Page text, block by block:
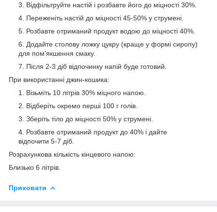
Відфільтруйте настій і розбавте його до міцності 30%.
Переженіть настій до міцності 45-50% у струмені.
Розбавте отриманий продукт водою до міцності 40%.
Додайте столову ложку цукру (краще у формі сиропу)
для пом'якшення смаку.
Після 2-3 діб відпочинку напій буде готовий.
При використанні джин-кошика:
Візьміть 10 літрів 30% міцного напою.
Відберіть окремо перші 100 г голів.
Зберіть тіло до міцності 50% у струмені.
Розбавте отриманий продукт до 40% і дайте
відпочити 5-7 діб.
Розрахункова кількість кінцевого напою:
Близько 6 літрів.
Приховати